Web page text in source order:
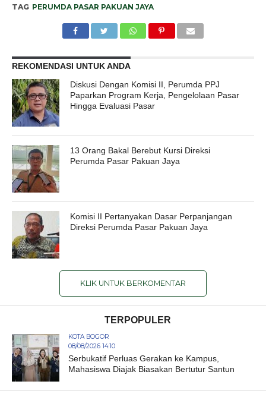
TAG PERUMDA PASAR PAKUAN JAYA
REKOMENDASI UNTUK ANDA
Diskusi Dengan Komisi II, Perumda PPJ
Paparkan Program Kerja, Pengelolaan Pasar
Hingga Evaluasi Pasar
13 Orang Bakal Berebut Kursi Direksi
Perumda Pasar Pakuan Jaya
Komisi II Pertanyakan Dasar Perpanjangan
Direksi Perumda Pasar Pakuan Jaya
KLIK UNTUK BERKOMENTAR
TERPOPULER
KOTA BOGOR
08/08/2026 14:10
Serbukatif Perluas Gerakan ke Kampus,
Mahasiswa Diajak Biasakan Bertutur Santun